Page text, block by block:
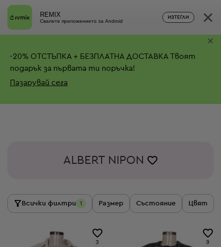
REMIX
Свалете приложението за Android
ИЗТЕГЛИ ×
-20% ОТСТЪПКА + БЕЗПЛАТНА ДОСТАВКА Твоят
подарък за първата ти поръчка!
Пазарувай сега
×
ALBERT NIPON
Всички филтри 1 Размер Състояние Цвят
3 9